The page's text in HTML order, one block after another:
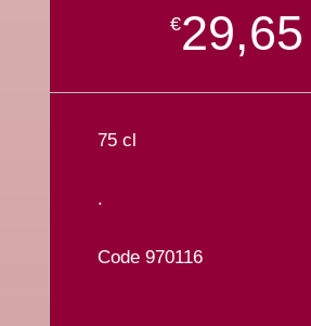
€29,65
75 cl
.
Code 970116